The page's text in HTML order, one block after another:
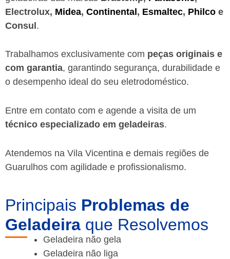
Electrolux, Midea, Continental, Esmaltec, Philco e
Consul.
Trabalhamos exclusivamente com peças originais e
com garantia, garantindo segurança, durabilidade e
o desempenho ideal do seu eletrodoméstico.
Entre em contato com e agende a visita de um
técnico especializado em geladeiras.
Atendemos na Vila Vicentina e demais regiões de
Guarulhos com agilidade e profissionalismo.
Principais Problemas de
Geladeira que Resolvemos
Geladeira não gela
Geladeira não liga